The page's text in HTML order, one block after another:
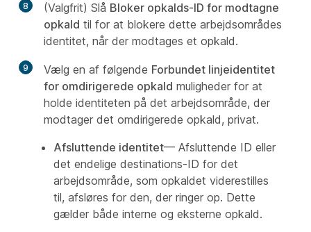
8 (Valgfrit) Slå Bloker opkalds-ID for modtagne
opkald til for at blokere dette arbejdsområdes
identitet, når der modtages et opkald.
9 Vælg en af følgende Forbundet linjeidentitet
for omdirigerede opkald muligheder for at
holde identiteten på det arbejdsområde, der
modtager det omdirigerede opkald, privat.
Afsluttende identitet— Afsluttende ID eller
det endelige destinations-ID for det
arbejdsområde, som opkaldet viderestilles
til, afsløres for den, der ringer op. Dette
gælder både interne og eksterne opkald.